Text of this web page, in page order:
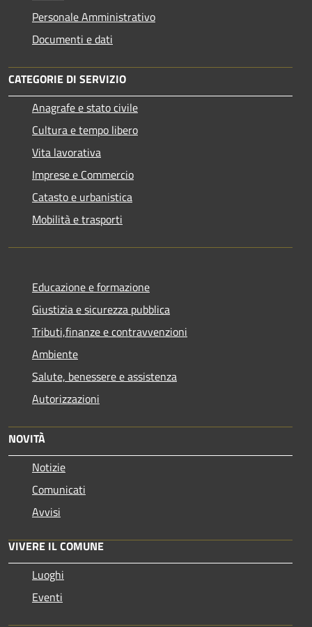
Personale Amministrativo
Documenti e dati
CATEGORIE DI SERVIZIO
Anagrafe e stato civile
Cultura e tempo libero
Vita lavorativa
Imprese e Commercio
Catasto e urbanistica
Mobilità e trasporti
Educazione e formazione
Giustizia e sicurezza pubblica
Tributi,finanze e contravvenzioni
Ambiente
Salute, benessere e assistenza
Autorizzazioni
NOVITÀ
Notizie
Comunicati
Avvisi
VIVERE IL COMUNE
Luoghi
Eventi